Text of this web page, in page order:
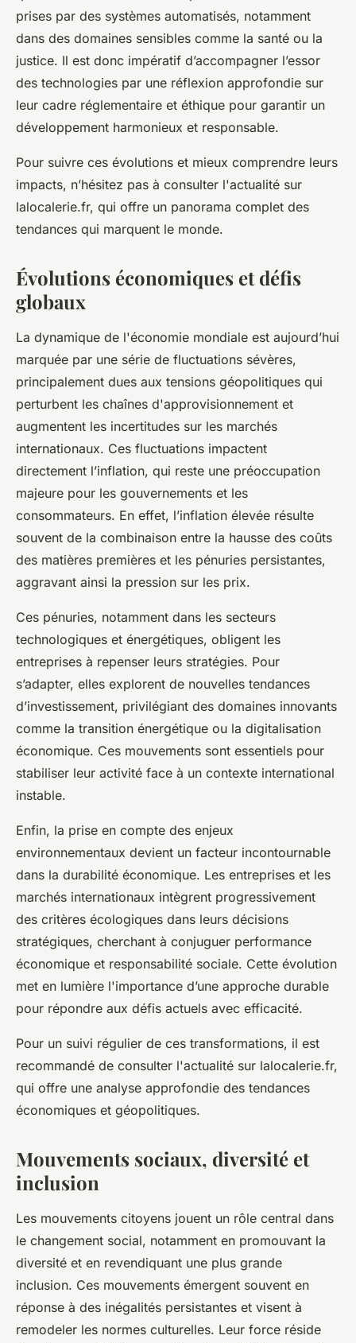
prises par des systèmes automatisés, notamment
dans des domaines sensibles comme la santé ou la
justice. Il est donc impératif d’accompagner l’essor
des technologies par une réflexion approfondie sur
leur cadre réglementaire et éthique pour garantir un
développement harmonieux et responsable.
Pour suivre ces évolutions et mieux comprendre leurs
impacts, n’hésitez pas à consulter l'actualité sur
lalocalerie.fr, qui offre un panorama complet des
tendances qui marquent le monde.
Évolutions économiques et défis
globaux
La dynamique de l'économie mondiale est aujourd’hui
marquée par une série de fluctuations sévères,
principalement dues aux tensions géopolitiques qui
perturbent les chaînes d'approvisionnement et
augmentent les incertitudes sur les marchés
internationaux. Ces fluctuations impactent
directement l’inflation, qui reste une préoccupation
majeure pour les gouvernements et les
consommateurs. En effet, l’inflation élevée résulte
souvent de la combinaison entre la hausse des coûts
des matières premières et les pénuries persistantes,
aggravant ainsi la pression sur les prix.
Ces pénuries, notamment dans les secteurs
technologiques et énergétiques, obligent les
entreprises à repenser leurs stratégies. Pour
s’adapter, elles explorent de nouvelles tendances
d’investissement, privilégiant des domaines innovants
comme la transition énergétique ou la digitalisation
économique. Ces mouvements sont essentiels pour
stabiliser leur activité face à un contexte international
instable.
Enfin, la prise en compte des enjeux
environnementaux devient un facteur incontournable
dans la durabilité économique. Les entreprises et les
marchés internationaux intègrent progressivement
des critères écologiques dans leurs décisions
stratégiques, cherchant à conjuguer performance
économique et responsabilité sociale. Cette évolution
met en lumière l'importance d’une approche durable
pour répondre aux défis actuels avec efficacité.
Pour un suivi régulier de ces transformations, il est
recommandé de consulter l'actualité sur lalocalerie.fr,
qui offre une analyse approfondie des tendances
économiques et géopolitiques.
Mouvements sociaux, diversité et
inclusion
Les mouvements citoyens jouent un rôle central dans
le changement social, notamment en promouvant la
diversité et en revendiquant une plus grande
inclusion. Ces mouvements émergent souvent en
réponse à des inégalités persistantes et visent à
remodeler les normes culturelles. Leur force réside